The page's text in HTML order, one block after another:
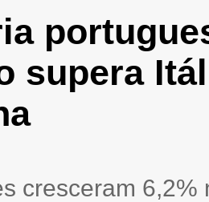
supera
cresceram 6,2%